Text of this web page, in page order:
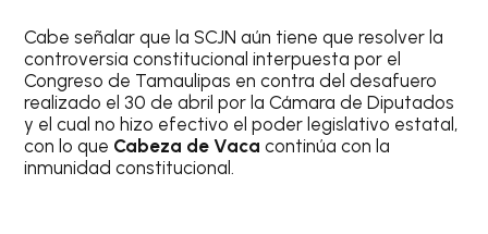
Cabe señalar que la SCJN aún tiene que resolver la
controversia constitucional interpuesta por el
Congreso de Tamaulipas en contra del desafuero
realizado el 30 de abril por la Cámara de Diputados
y el cual no hizo efectivo el poder legislativo estatal,
con lo que Cabeza de Vaca continúa con la
inmunidad constitucional.